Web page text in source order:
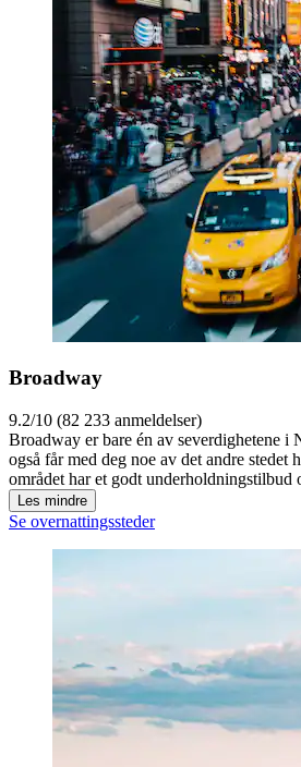
Broadway
9.2/10 (82 233 anmeldelser)
Broadway er bare én av severdighetene i
også får med deg noe av det andre stedet
området har et godt underholdningstilbud
Les mindre
Se overnattingssteder